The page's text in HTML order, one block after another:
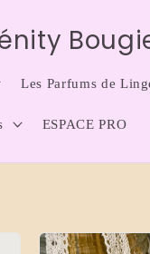
Les Parfums de
ESPACE PRO